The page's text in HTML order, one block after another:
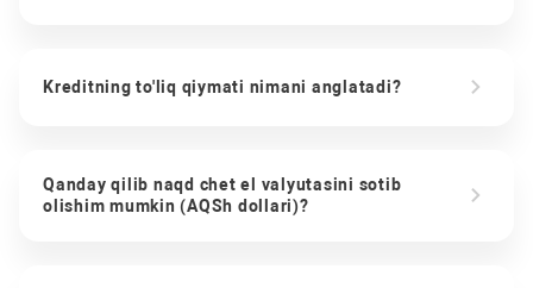
Kreditning to'liq qiymati nimani anglatadi?
Qanday qilib naqd chet el valyutasini sotib
olishim mumkin (AQSh dollari)?